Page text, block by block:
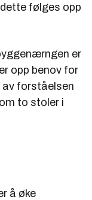
følges opp
er
opp benov for
av forståelsen
to stoler i
å øke